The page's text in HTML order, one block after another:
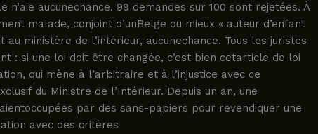
n’aie aucunechance. 99 demandes sur 100 sont rejetées. À
malade, conjoint d’unBelge ou mieux « auteur d’enfant
au ministère de l’intérieur, aucunechance. Tous les juristes
: si une loi doit être changée, c’est bien cetarticle de loi
qui mène à l’arbitraire et à l’injustice avec ce
du Ministre de l’Intérieur. Depuis un an, une
par des sans-papiers pour revendiquer une
avec des critères